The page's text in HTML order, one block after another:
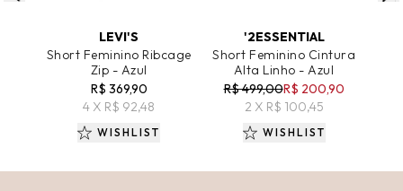
LEVI'S
Short Feminino Ribcage
Zip - Azul
R$ 369,90
4 X R$ 92,48
WISHLIST
'2ESSENTIAL
Short Feminino Cintura
Alta Linho - Azul
R$ 499,00R$ 200,90
2 X R$ 100,45
WISHLIST